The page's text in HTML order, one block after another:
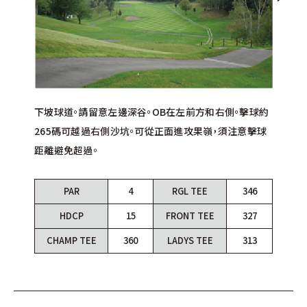
下坡球道。請留意左邊深谷。OB在左前方和右側。擊球約
265碼可越過右側沙坑。可從正面進攻果嶺，須注意擊球
距離避免超過。
PAR 4 RGL TEE
346
HDCP
15 FRONT TEE
327
CHAMP TEE
360 LADYS TEE 313
第一桿是微上坡的長洞。OB在右側。可從球道左側進攻。
第二桿可瞄準前方的一棵松樹，但擅長長距離的打者也
有可能2on。
PAR 5 RGL TEE
499
HDCP
13 FRONT TEE
461
CHAMP TEE
518 LADYS TEE 435
越過水池的短洞。OB在右側和水池。可瞄準果嶺左側。進
攻時要設法避免落入前方和後方的沙坑。請留意果嶺的
坡度和速度。
PAR 3 RGL TEE
186
HDCP
5 FRONT TEE
159
CHAMP TEE
202 LADYS TEE 136
瞄準沙坑的左側。要越過沙坑，擊球至少要有212碼。進攻
時要避免落入果嶺前方的沙坑。在果嶺上推桿時應多加
注意。
PAR 4 RGL TEE
330
HDCP
11 FRONT TEE
318
CHAMP TEE
348 LADYS TEE 318
下坡球道。請留意左側水池。可瞄準右側的邊坡下方。在
右上的第二桿很難打。由於地形是兩層式果嶺，可從旗竿
位置考慮球桿的選擇。
PAR 5 RGL TEE
515
HDCP
9 FRONT TEE
504
CHAMP TEE
538 LADYS TEE 427
瞄準正面樹木的略偏右之處。200碼附近是下坡，會增加
距離。果嶺是下坡地形，所以一定要控制好擊球距離。請
留意果嶺左側水池和前方沙坑。
PAR 4 RGL TEE
386
HDCP
1 FRONT TEE
373
CHAMP TEE
420 LADYS TEE 358
本球場距離最短的短洞。沙坑較深且大。左側是水障礙
區。有風的時候建議瞄準右側。
PAR 3 RGL TEE
165
HDCP
17 FRONT TEE
145
CHAMP TEE
186 LADYS TEE 129
瞄準正面略偏右之處。第二桿因為是下坡，選擇小1～2號
數的球桿也能打到果嶺。但是，要控制好距離避免超過。
要注意果嶺右前方的沙坑。
PAR 4 RGL TEE
410
HDCP
7 FRONT TEE
410
CHAMP TEE
420 LADYS TEE 308
緩升的上坡球道。可從球道左側進攻。因為第二桿是縱向
長方形的三層果嶺，要確認旗竿位置。請留意後方的快速
果嶺。
PAR 4 RGL TEE
353
HDCP
3 FRONT TEE
321
CHAMP TEE
371 LADYS TEE 263